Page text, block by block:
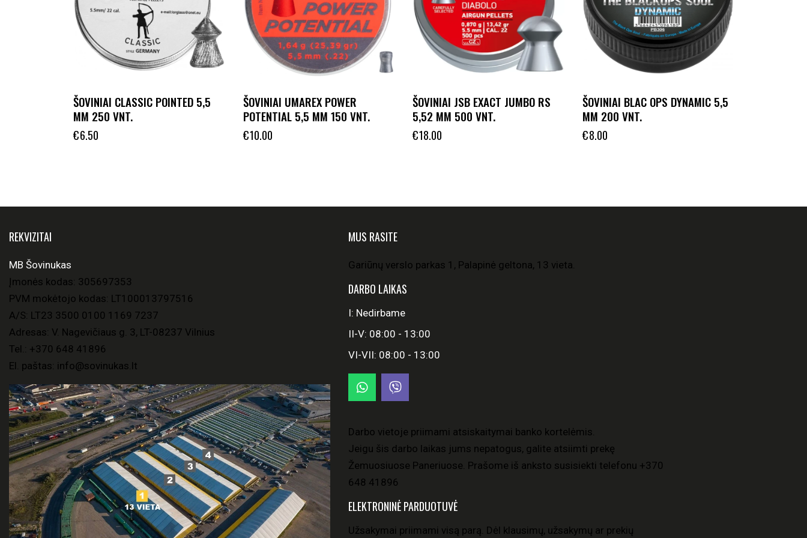
ŠOVINIAI CLASSIC POINTED 5,5
MM 250 VNT.
€6.50
ŠOVINIAI UMAREX POWER
POTENTIAL 5,5 MM 150 VNT.
€10.00
ŠOVINIAI JSB EXACT JUMBO RS
5,52 MM 500 VNT.
€18.00
ŠOVINIAI BLAC OPS DYNAMIC 5,5
MM 200 VNT.
€8.00
REKVIZITAI
MB Šovinukas
Įmonės kodas: 305697353
PVM mokėtojo kodas: LT100013797516
A/S: LT23 3500 0100 1169 7237
Adresas: V. Nagevičiaus g. 3, LT-08237 Vilnius
Tel.: +370 648 41896
El. paštas: info@sovinukas.lt
MUS RASITE
Gariūnų verslo parkas 1, Palapinė geltona, 13 vieta.
DARBO LAIKAS
I: Nedirbame
II-V: 08:00 - 13:00
VI-VII: 08:00 - 13:00
Darbo vietoje priimami atsiskaitymai banko kortelėmis.
Jeigu šis darbo laikas jums nepatogus, galite atsiimti prekę
Žemuosiuose Paneriuose. Prašome iš anksto susisiekti telefonu +370
648 41896
ELEKTRONINĖ PARDUOTUVĖ
Užsakymai priimami visą parą. Dėl klausimų, užsakymų ar prekių